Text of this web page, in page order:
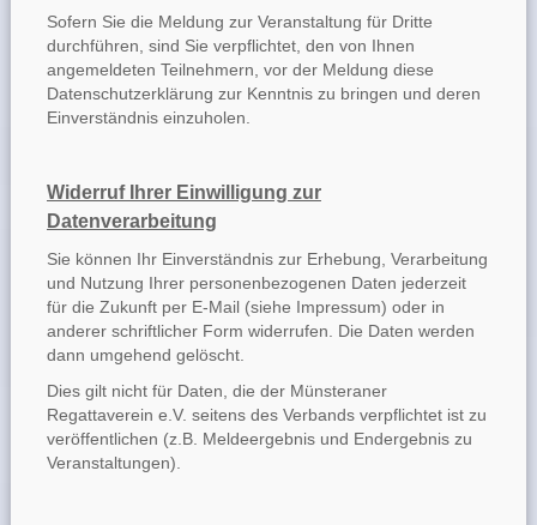
Sofern Sie die Meldung zur Veranstaltung für Dritte
durchführen, sind Sie verpflichtet, den von Ihnen
angemeldeten Teilnehmern, vor der Meldung diese
Datenschutzerklärung zur Kenntnis zu bringen und deren
Einverständnis einzuholen.
Widerruf Ihrer Einwilligung zur
Datenverarbeitung
Sie können Ihr Einverständnis zur Erhebung, Verarbeitung
und Nutzung Ihrer personenbezogenen Daten jederzeit
für die Zukunft per E-Mail (siehe Impressum) oder in
anderer schriftlicher Form widerrufen. Die Daten werden
dann umgehend gelöscht.
Dies gilt nicht für Daten, die der Münsteraner
Regattaverein e.V. seitens des Verbands verpflichtet ist zu
veröffentlichen (z.B. Meldeergebnis und Endergebnis zu
Veranstaltungen).